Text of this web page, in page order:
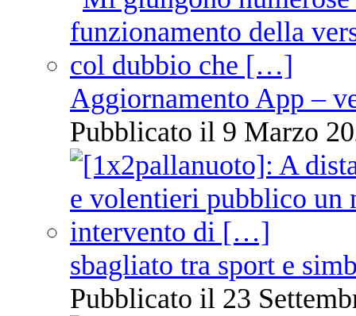
Aggiornamento App –
Pubblicato il 9 Marzo
sbagliato tra sport e
Pubblicato il 23